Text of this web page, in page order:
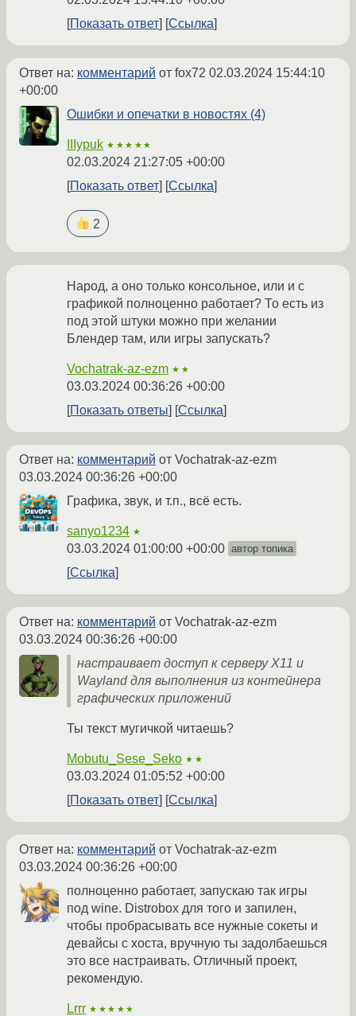
Показать ответ
Ссылка
Ответ на: комментарий от fox72 02.03.2024 15:44:10
+00:00
Ошибки и опечатки в новостях (4)
IIIypuk ★★★★★
02.03.2024 21:27:05 +00:00
Показать ответ
Ссылка
2
Народ, а оно только консольное, или и с
графикой полноценно работает? То есть из
под этой штуки можно при желании
Блендер там, или игры запускать?
Vochatrak-az-ezm ★★
03.03.2024 00:36:26 +00:00
Показать ответы
Ссылка
Ответ на: комментарий от Vochatrak-az-ezm
03.03.2024 00:36:26 +00:00
Графика, звук, и т.п., всё есть.
sanyo1234 ★
03.03.2024 01:00:00 +00:00 автор топика
Ссылка
Ответ на: комментарий от Vochatrak-az-ezm
03.03.2024 00:36:26 +00:00
настраивает доступ к серверу X11 и
Wayland для выполнения из контейнера
графических приложений
Ты текст мугичкой читаешь?
Mobutu_Sese_Seko ★★
03.03.2024 01:05:52 +00:00
Показать ответ
Ссылка
Ответ на: комментарий от Vochatrak-az-ezm
03.03.2024 00:36:26 +00:00
полноценно работает, запускаю так игры
под wine. Distrobox для того и запилен,
чтобы пробрасывать все нужные сокеты и
девайсы с хоста, вручную ты задолбаешься
это все настраивать. Отличный проект,
рекомендую.
Lrrr ★★★★★